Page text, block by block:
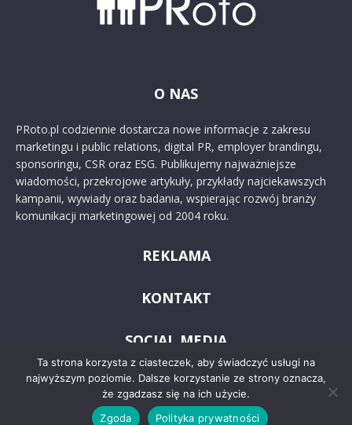
O NAS
PRoto.pl codziennie dostarcza nowe informacje z zakresu
marketingu i public relations, digital PR, employer brandingu,
sponsoringu, CSR oraz ESG. Publikujemy najważniejsze
wiadomości, przekrojowe artykuły, przykłady najciekawszych
kampanii, wywiady oraz badania, wspierając rozwój branży
komunikacji marketingowej od 2004 roku.
REKLAMA
KONTAKT
SOCIAL MEDIA
Ta strona korzysta z ciasteczek, aby świadczyć usługi na
najwyższym poziomie. Dalsze korzystanie ze strony oznacza,
że zgadzasz się na ich użycie.
Zgoda
Polityka prywatności